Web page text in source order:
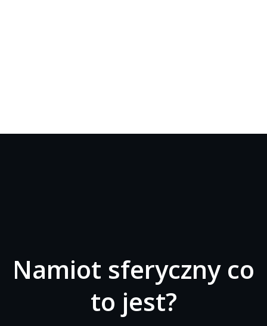
Namiot sferyczny co
to jest?